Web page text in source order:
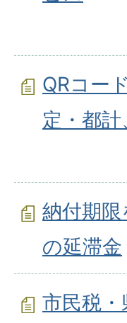
QRコー
定・都計
納付期
の延滞金
市民税・